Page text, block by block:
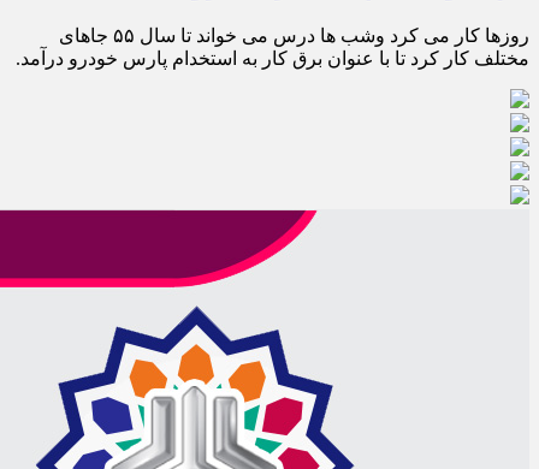
روزها کار می کرد وشب ها درس می خواند تا سال ۵۵ جاهای
مختلف کار کرد تا با عنوان برق کار به استخدام پارس خودرو درآمد.